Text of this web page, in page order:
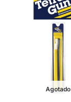
Agotado